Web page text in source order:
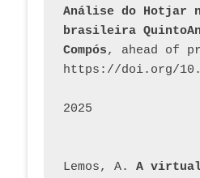
Análise do Hotjar
brasileira
Compós, ahead of
https://doi.org/
2025
Lemos, A. A